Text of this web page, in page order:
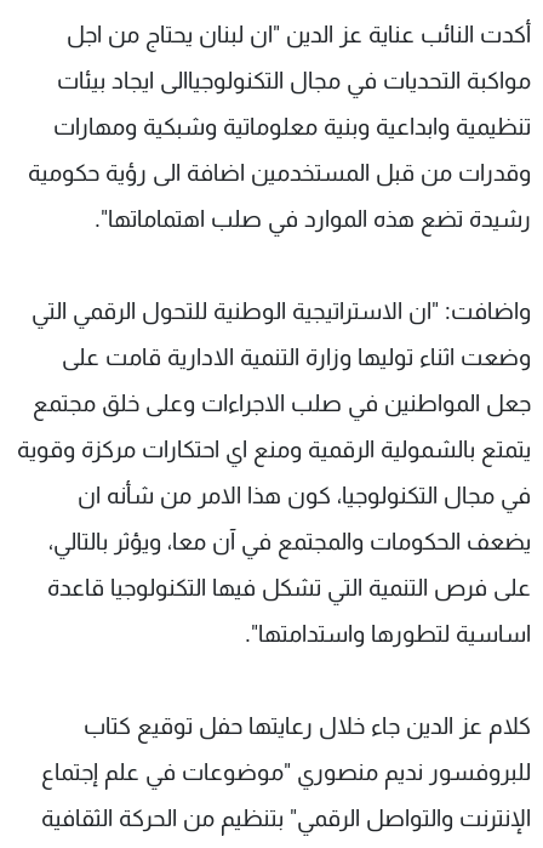
أكدت النائب عناية عز الدين "ان لبنان يحتاج من اجل
مواكبة التحديات في مجال التكنولوجياالى ايجاد بيئات
تنظيمية وابداعية وبنية معلوماتية وشبكية ومهارات
وقدرات من قبل المستخدمين اضافة الى رؤية حكومية
رشيدة تضع هذه الموارد في صلب اهتماماتها".
واضافت: "ان الاستراتيجية الوطنية للتحول الرقمي التي
وضعت اثناء توليها وزارة التنمية الادارية قامت على
جعل المواطنين في صلب الاجراءات وعلى خلق مجتمع
يتمتع بالشمولية الرقمية ومنع اي احتكارات مركزة وقوية
في مجال التكنولوجيا، كون هذا الامر من شأنه ان
يضعف الحكومات والمجتمع في آن معا، ويؤثر بالتالي،
على فرص التنمية التي تشكل فيها التكنولوجيا قاعدة
اساسية لتطورها واستدامتها".
كلام عز الدين جاء خلال رعايتها حفل توقيع كتاب
للبروفسور نديم منصوري "موضوعات في علم إجتماع
الإنترنت والتواصل الرقمي" بتنظيم من الحركة الثقافية
شاهد البرامج
عن MTV
الإنـتـاج
لاعلاناتكم
وظائف
تواصل معنا
شروط الإسـتخدام
سياسة الخصوصية